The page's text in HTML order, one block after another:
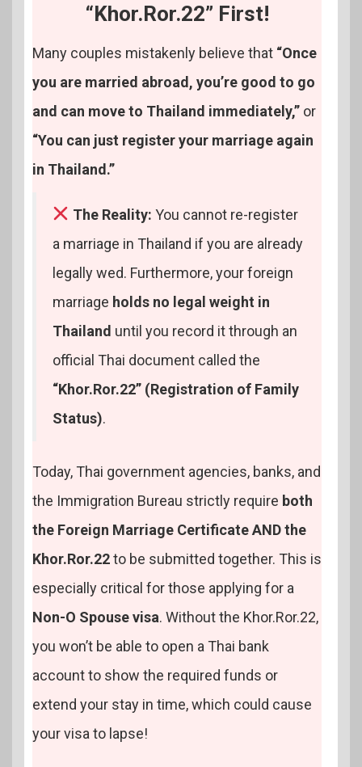
“Khor.Ror.22” First!
Many couples mistakenly believe that “Once
you are married abroad, you’re good to go
and can move to Thailand immediately,” or
“You can just register your marriage again
in Thailand.”
The Reality: You cannot re-register
a marriage in Thailand if you are already
legally wed. Furthermore, your foreign
marriage holds no legal weight in
Thailand until you record it through an
official Thai document called the
“Khor.Ror.22” (Registration of Family
Status).
Today, Thai government agencies, banks, and
the Immigration Bureau strictly require both
the Foreign Marriage Certificate AND the
Khor.Ror.22to be submitted together. This is
especially critical for those applying for a
Non-O Spouse visa. Without the Khor.Ror.22,
you won’t be able to open a Thai bank
account to show the required funds or
extend your stay in time, which could cause
your visa to lapse!